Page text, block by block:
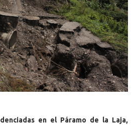
en el Páramo de la Laja,